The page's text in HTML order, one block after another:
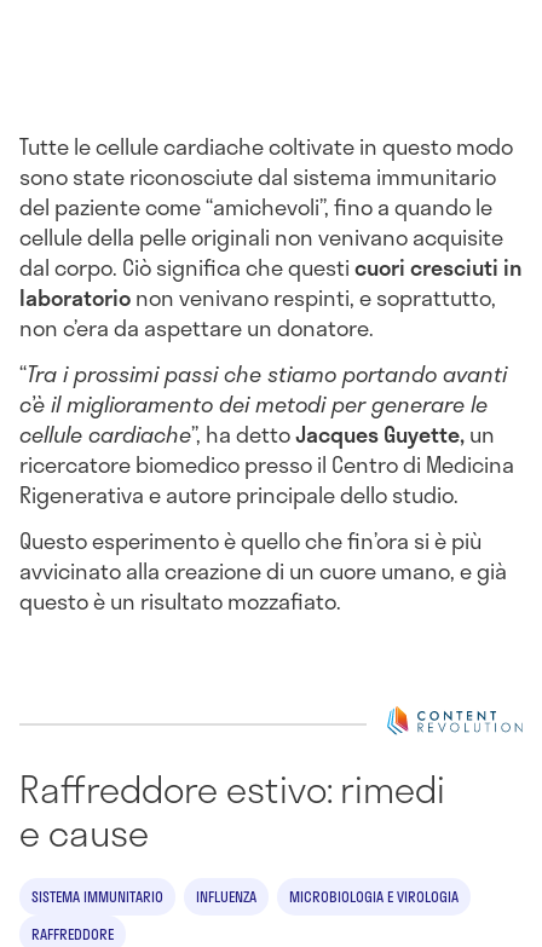
Tutte le cellule cardiache coltivate in questo modo
sono state riconosciute dal sistema immunitario
del paziente come “amichevoli”, fino a quando le
cellule della pelle originali non venivano acquisite
dal corpo. Ciò significa che questicuori cresciuti in
laboratorionon venivano respinti, e soprattutto,
non c’era da aspettare un donatore.
“Tra i prossimi passi che stiamo portando avanti
c’è il miglioramento dei metodi per generare le
cellule cardiache”, ha dettoJacques Guyette,un
ricercatore biomedico presso il Centro di Medicina
Rigenerativa e autore principale dello studio.
Questo esperimento è quello che fin’ora si è più
avvicinato alla creazione di un cuore umano, e già
questo è un risultato mozzafiato.
Raffreddore estivo: rimedi
e cause
SISTEMA IMMUNITARIO INFLUENZA
MICROBIOLOGIA E VIROLOGIA
RAFFREDDORE